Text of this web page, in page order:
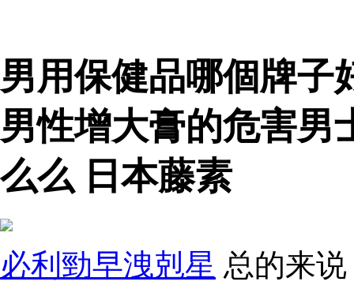
男用保健品哪個牌子
男性增大膏的危害男
么么 日本藤素
必利勁早洩剋星 总的来